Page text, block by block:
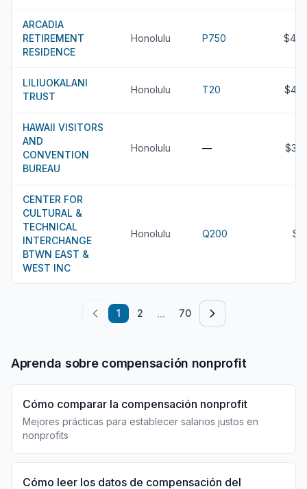
ARCADIA
RETIREMENT
RESIDENCE
Honolulu P750
LILIUOKALANI
TRUST
Honolulu T20
HAWAII VISITORS
AND
CONVENTION
BUREAU
Honolulu —
CENTER FOR
CULTURAL &
TECHNICAL
INTERCHANGE
BTWN EAST &
WEST INC
Honolulu Q200
1 2 ... 70
Aprenda sobre compensación nonprofit
Cómo comparar la compensación nonprofit
Mejores prácticas para establecer salarios justos en
nonprofits
Cómo leer los datos de compensación del